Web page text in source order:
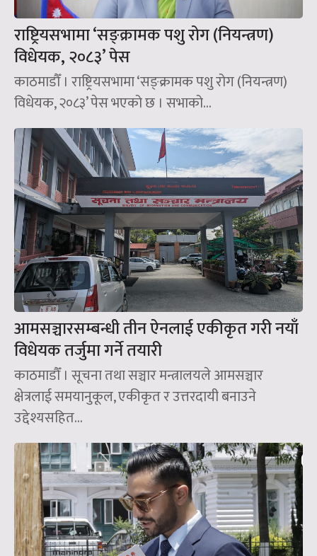
राष्ट्रियसभामा ‘सङ्क्रामक पशु रोग (नियन्त्रण)
विधेयक, २०८३’ पेस
काठमाडौँ । राष्ट्रियसभामा ‘सङ्क्रामक पशु रोग (नियन्त्रण)
विधेयक, २०८३’ पेस भएको छ । सभाको...
आमसञ्चारसम्बन्धी तीन ऐनलाई एकीकृत गरी नयाँ
विधेयक तर्जुमा गर्ने तयारी
काठमाडौँ । सूचना तथा सञ्चार मन्त्रालयले आमसञ्चार
क्षेत्रलाई समयानुकूल, एकीकृत र उत्तरदायी बनाउने
उद्देश्यसहित...